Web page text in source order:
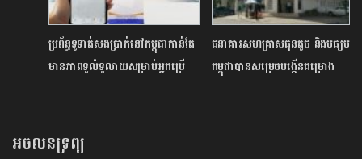
ប្រព័ន្ធទូទាត់សងប្រាក់នៅកម្ពុជាកាន់តែ
មានភាពទូលំទូលាយសម្រាប់អ្នកប្រើ
ធនាគារសហគ្រាសធុនតូច និងមធ្យម
កម្ពុជាបានសម្រេចបង្កើនគម្រោង
អចលនទ្រព្យ